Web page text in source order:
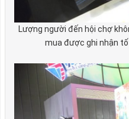
Lượng người đến hội chợ
mua được ghi nhận